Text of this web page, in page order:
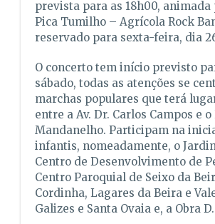
prevista para as 18h00, animada
Pica Tumilho – Agrícola Rock
reservado para sexta-feira, dia
O concerto tem início previsto
sábado, todas as atenções se
marchas populares que terá
entre a Av. Dr. Carlos Campos e
Mandanelho. Participam na
infantis, nomeadamente, o
Centro de Desenvolvimento de
Centro Paroquial de Seixo da
Cordinha, Lagares da Beira e
Galizes e Santa Ovaia e, a Obra